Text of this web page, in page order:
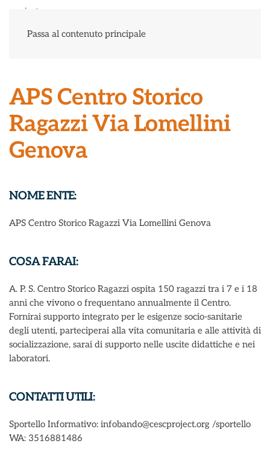
Passa al contenuto principale
APS Centro Storico
Ragazzi Via Lomellini
Genova
NOME ENTE:
APS Centro Storico Ragazzi Via Lomellini Genova
COSA FARAI:
A. P. S. Centro Storico Ragazzi ospita 150 ragazzi tra i 7 e i 18
anni che vivono o frequentano annualmente il Centro.
Fornirai supporto integrato per le esigenze socio-sanitarie
degli utenti, parteciperai alla vita comunitaria e alle attività di
socializzazione, sarai di supporto nelle uscite didattiche e nei
laboratori.
CONTATTI UTILI:
Sportello Informativo: infobando@cescproject.org /sportello
WA: 3516881486